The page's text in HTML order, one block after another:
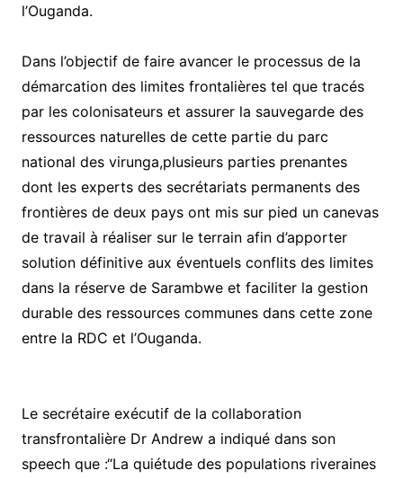
l’Ouganda.
Dans l’objectif de faire avancer le processus de la
démarcation des limites frontalières tel que tracés
par les colonisateurs et assurer la sauvegarde des
ressources naturelles de cette partie du parc
national des virunga,plusieurs parties prenantes
dont les experts des secrétariats permanents des
frontières de deux pays ont mis sur pied un canevas
de travail à réaliser sur le terrain afin d’apporter
solution définitive aux éventuels conflits des limites
dans la réserve de Sarambwe et faciliter la gestion
durable des ressources communes dans cette zone
entre la RDC et l’Ouganda.
Le secrétaire exécutif de la collaboration
transfrontalière Dr Andrew a indiqué dans son
speech que :“La quiétude des populations riveraines